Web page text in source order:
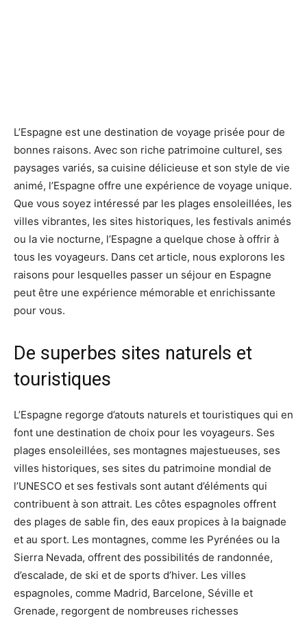
L’Espagne est une destination de voyage prisée pour de
bonnes raisons. Avec son riche patrimoine culturel, ses
paysages variés, sa cuisine délicieuse et son style de vie
animé, l’Espagne offre une expérience de voyage unique.
Que vous soyez intéressé par les plages ensoleillées, les
villes vibrantes, les sites historiques, les festivals animés
ou la vie nocturne, l’Espagne a quelque chose à offrir à
tous les voyageurs. Dans cet article, nous explorons les
raisons pour lesquelles passer un séjour en Espagne
peut être une expérience mémorable et enrichissante
pour vous.
De superbes sites naturels et
touristiques
L’Espagne regorge d’atouts naturels et touristiques qui en
font une destination de choix pour les voyageurs. Ses
plages ensoleillées, ses montagnes majestueuses, ses
villes historiques, ses sites du patrimoine mondial de
l’UNESCO et ses festivals sont autant d’éléments qui
contribuent à son attrait. Les côtes espagnoles offrent
des plages de sable fin, des eaux propices à la baignade
et au sport. Les montagnes, comme les Pyrénées ou la
Sierra Nevada, offrent des possibilités de randonnée,
d’escalade, de ski et de sports d’hiver. Les villes
espagnoles, comme Madrid, Barcelone, Séville et
Grenade, regorgent de nombreuses richesses